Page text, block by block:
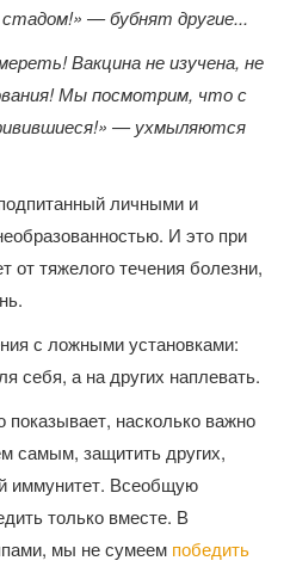
— бубнят другие...
Вакцина не изучена, не
Мы посмотрим, что с
— ухмыляются
личными и
И это при
от тяжелого течения болезни,
с ложными установками:
себя, а на других наплевать.
насколько важно
самым, защитить других,
иммунитет. Всеобщую
только вместе. В
мы не сумеем победить